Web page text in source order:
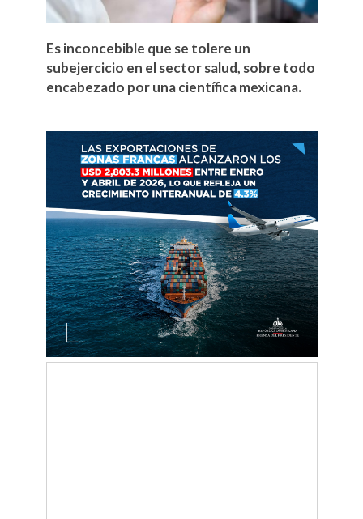
Es inconcebible que se tolere un
subejercicio en el sector salud, sobre todo
encabezado por una científica mexicana.